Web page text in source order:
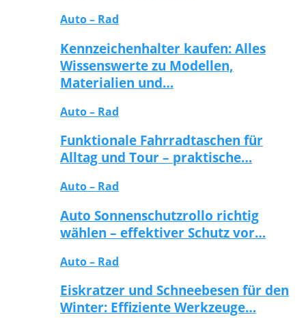
Auto – Rad
Kennzeichenhalter kaufen: Alles
Wissenswerte zu Modellen,
Materialien und…
Auto – Rad
Funktionale Fahrradtaschen für
Alltag und Tour – praktische…
Auto – Rad
Auto Sonnenschutzrollo richtig
wählen – effektiver Schutz vor…
Auto – Rad
Eiskratzer und Schneebesen für den
Winter: Effiziente Werkzeuge…